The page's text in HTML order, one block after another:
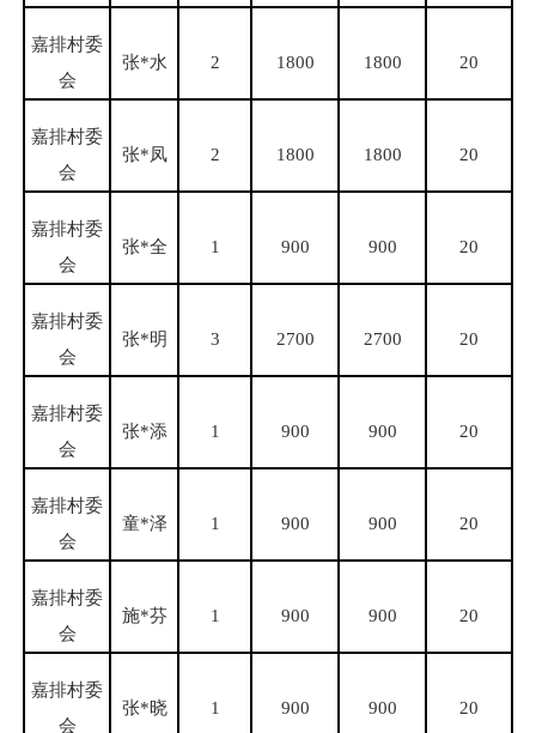
嘉排村委
会
张*水 2 1800 1800 20
嘉排村委
会
张*凤 2 1800 1800 20
嘉排村委
会
张*全 1 900 900 20
嘉排村委
会
张*明 3 2700 2700 20
嘉排村委
会
张*添 1 900 900 20
嘉排村委
会
童*泽 1 900 900 20
嘉排村委
会
施*芬 1 900 900 20
嘉排村委
会
张*晓 1 900 900 20